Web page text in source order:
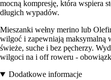
mocną kompresję, która wspiera
długich wypadów.
Mieszanki wełny merino lub
wilgoć i zapewniają maksymalną
świeże, suche i bez pęcherzy.
wilgoci na i off roweru -
Dodatkowe informacje